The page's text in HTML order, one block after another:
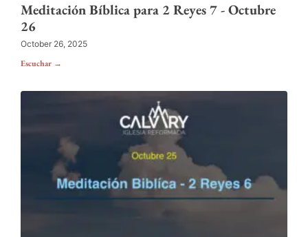
Meditación Bíblica para 2 Reyes 7 - Octubre
26
October 26, 2025
Escuchar →